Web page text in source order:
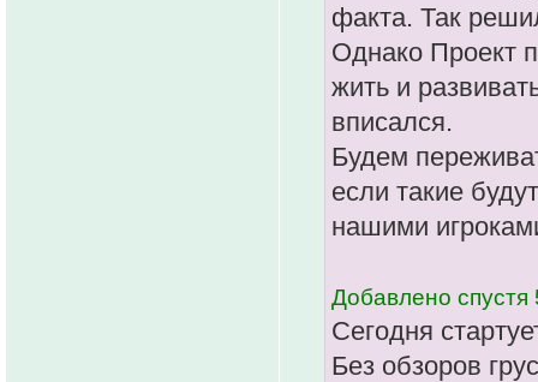
факта. Так
Однако Проект
жить и
вписался.
Будем
если такие
нашими
Добавлено спустя
Сегодня
Без обзоров